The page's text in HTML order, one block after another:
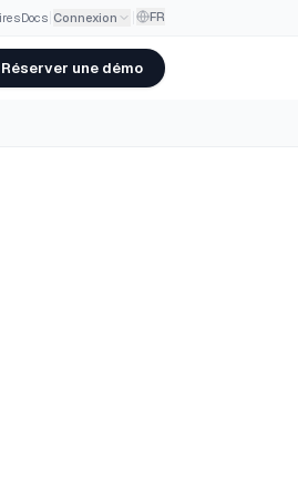
·Docs Connexion FR
Réserver une démo